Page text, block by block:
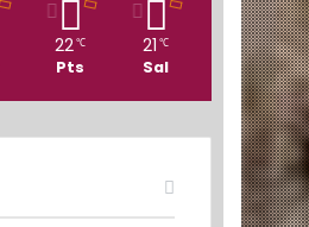
22℃
Pts
21 ℃
Sal